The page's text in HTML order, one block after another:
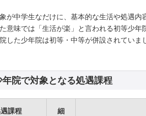
が中学生なだけに、基本的な生活や処遇内
意味では「生活が楽」と言われる初等少年
した少年院は初等・中等が併設されていま
年院で対象となる処遇課程
課程
細